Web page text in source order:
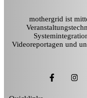
mothergrid ist
Videoreportagen und